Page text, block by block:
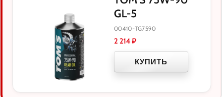
GL-5
00410-TG7590
2 214₽
КУПИТЬ